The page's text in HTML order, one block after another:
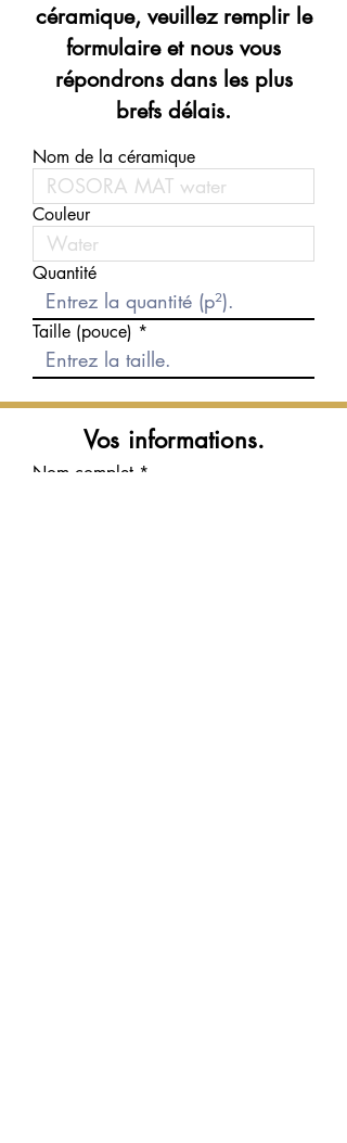
céramique, veuillez remplir le
formulaire et nous vous
répondrons dans les plus
brefs délais.
Nom de la céramique
Couleur
Quantité
Taille (pouce)
Vos informations.
Nom complet